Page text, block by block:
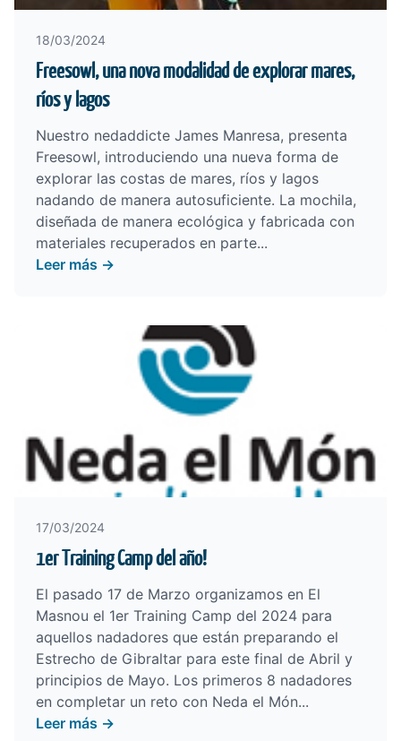
18/03/2024
Freesowl, una nova modalidad de explorar mares,
ríos y lagos
Nuestro nedaddicte James Manresa, presenta
Freesowl, introduciendo una nueva forma de
explorar las costas de mares, ríos y lagos
nadando de manera autosuficiente. La mochila,
diseñada de manera ecológica y fabricada con
materiales recuperados en parte...
Leer más →
17/03/2024
1er Training Camp del año!
El pasado 17 de Marzo organizamos en El
Masnou el 1er Training Camp del 2024 para
aquellos nadadores que están preparando el
Estrecho de Gibraltar para este final de Abril y
principios de Mayo. Los primeros 8 nadadores
en completar un reto con Neda el Món...
Leer más →